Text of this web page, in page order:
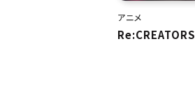
アニメ
Re:CREATORS